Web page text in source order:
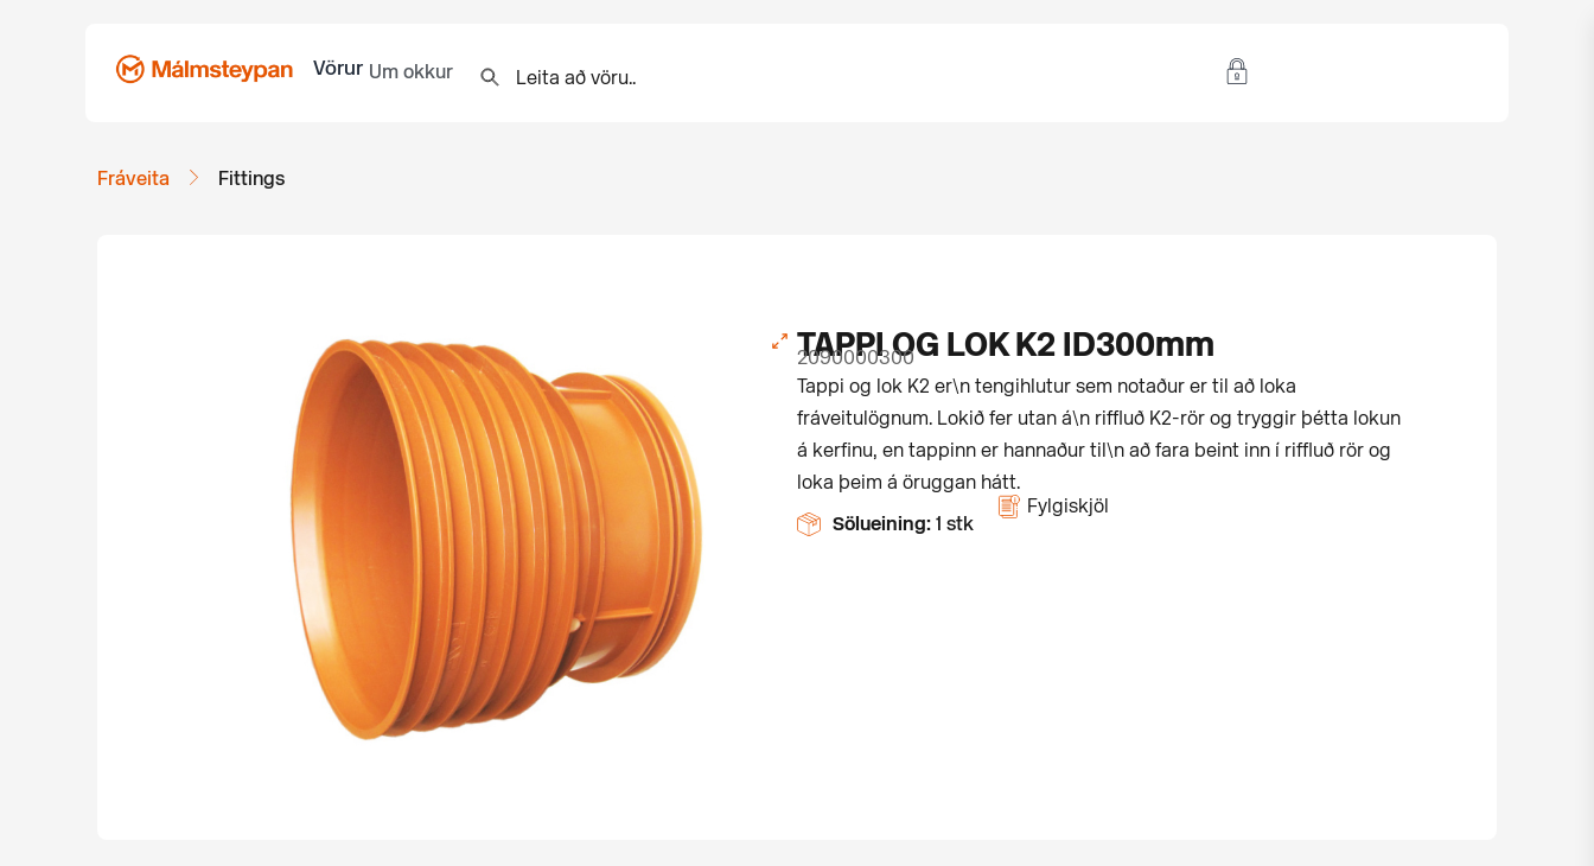
Vörur Um okkur
Fráveita Fittings
TAPPI OG LOK K2 ID300mm
2090000300
Tappi og lok K2 er\n tengihlutur sem notaður er til að loka
fráveitulögnum. Lokið fer utan á\n riffluð K2-rör og tryggir þétta lokun
á kerfinu, en tappinn er hannaður til\n að fara beint inn í riffluð rör og
loka þeim á öruggan hátt.
Sölueining: 1 stk
Fylgiskjöl